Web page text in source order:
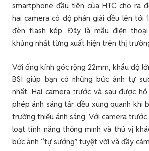
smartphone đầu tiên của HTC cho ra
hai camera có độ phân giải đều lên tới
đèn flash kép. Đây là mẫu điện
khủng nhất từng xuất hiện trên thị
Với ống kính góc rộng 22mm, khẩu độ
BSI giúp bạn có những bức ảnh tự
nhất. Hai camera trước và sau được
phép ánh sáng tản đều xung quanh khi
trường thiếu ánh sáng. Với camera
loạt tính năng thông minh và thú vị
bức ảnh “tự sướng” tuyệt vời và đầy